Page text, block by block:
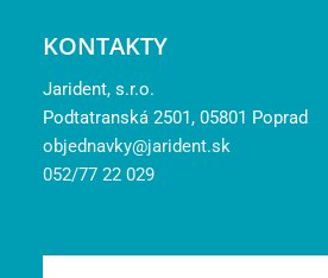
KONTAKTY
Jarident, s.r.o.
Podtatranská 2501, 05801 Poprad
objednavky@jarident.sk
052/77 22 029